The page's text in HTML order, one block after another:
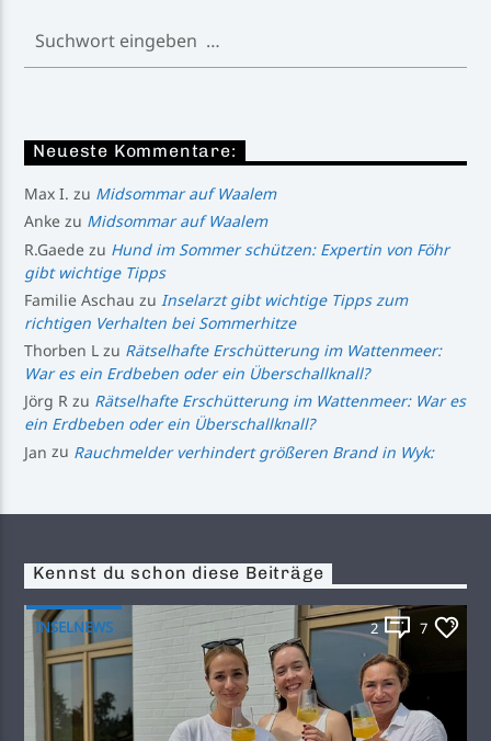
Neueste Kommentare:
Max I. zu Midsommar auf Waalem
Anke zu Midsommar auf Waalem
R.Gaede zu Hund im Sommer schützen: Expertin von Föhr
gibt wichtige Tipps
Familie Aschau zu Inselarzt gibt wichtige Tipps zum
richtigen Verhalten bei Sommerhitze
Thorben L zu Rätselhafte Erschütterung im Wattenmeer:
War es ein Erdbeben oder ein Überschallknall?
Jörg R zu Rätselhafte Erschütterung im Wattenmeer: War es
ein Erdbeben oder ein Überschallknall?
Jan zu Rauchmelder verhindert größeren Brand in Wyk:
Kennst du schon diese Beiträge
INSELNEWS 2 7